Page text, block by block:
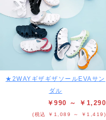
★2WAYギザギザソールEVAサン
ダル
￥990 ～ ￥1,290
(税込 ￥1,089 ～ ￥1,419)